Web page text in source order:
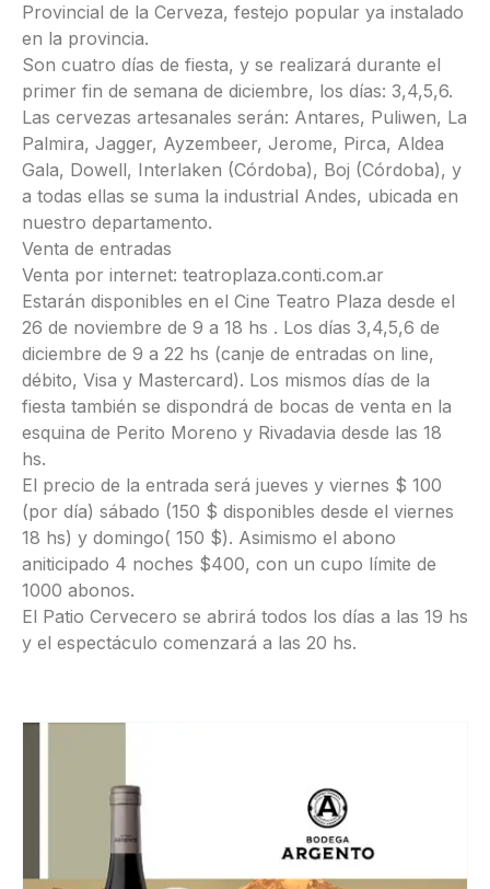
Provincial de la Cerveza, festejo popular ya instalado
en la provincia.
Son cuatro días de fiesta, y se realizará durante el
primer fin de semana de diciembre, los días: 3,4,5,6.
Las cervezas artesanales serán: Antares, Puliwen, La
Palmira, Jagger, Ayzembeer, Jerome, Pirca, Aldea
Gala, Dowell, Interlaken (Córdoba), Boj (Córdoba), y
a todas ellas se suma la industrial Andes, ubicada en
nuestro departamento.
Venta de entradas
Venta por internet: teatroplaza.conti.com.ar
Estarán disponibles en el Cine Teatro Plaza desde el
26 de noviembre de 9 a 18 hs . Los días 3,4,5,6 de
diciembre de 9 a 22 hs (canje de entradas on line,
débito, Visa y Mastercard). Los mismos días de la
fiesta también se dispondrá de bocas de venta en la
esquina de Perito Moreno y Rivadavia desde las 18
hs.
El precio de la entrada será jueves y viernes $ 100
(por día) sábado (150 $ disponibles desde el viernes
18 hs) y domingo( 150 $). Asimismo el abono
aniticipado 4 noches $400, con un cupo límite de
1000 abonos.
El Patio Cervecero se abrirá todos los días a las 19 hs
y el espectáculo comenzará a las 20 hs.